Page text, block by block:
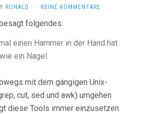
RONALD · KEINE KOMMENTARE
folgendes:
einen Hammer in der Hand hat
ein Nagel.
mit dem gängigen Unix-
cut, sed und awk) umgehen
diese Tools immer einzusetzen